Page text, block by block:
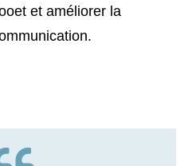
et améliorer la